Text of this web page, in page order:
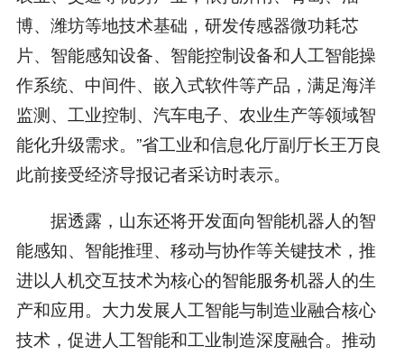
博、潍坊等地技术基础，研发传感器微功耗芯
片、智能感知设备、智能控制设备和人工智能操
作系统、中间件、嵌入式软件等产品，满足海洋
监测、工业控制、汽车电子、农业生产等领域智
能化升级需求。”省工业和信息化厅副厅长王万良
此前接受经济导报记者采访时表示。
据透露，山东还将开发面向智能机器人的智
能感知、智能推理、移动与协作等关键技术，推
进以人机交互技术为核心的智能服务机器人的生
产和应用。大力发展人工智能与制造业融合核心
技术，促进人工智能和工业制造深度融合。推动